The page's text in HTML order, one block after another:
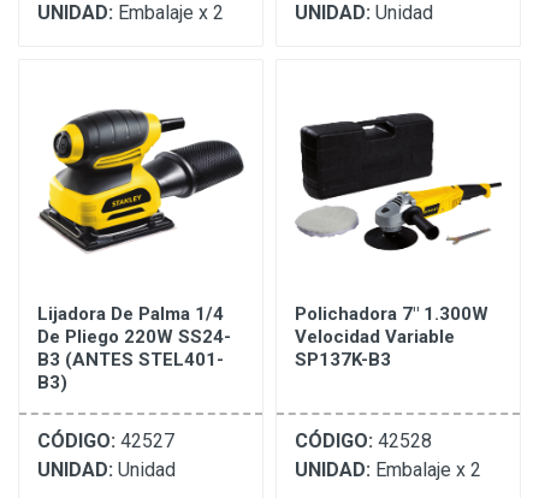
UNIDAD: Embalaje x 2
UNIDAD: Unidad
Lijadora De Palma 1/4
De Pliego 220W SS24-
B3 (ANTES STEL401-
B3)
CÓDIGO: 42527
UNIDAD: Unidad
Polichadora 7" 1.300W
Velocidad Variable
SP137K-B3
CÓDIGO: 42528
UNIDAD: Embalaje x 2